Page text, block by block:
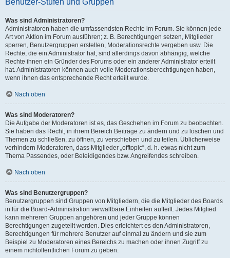
Benutzer-Stufen und Gruppen
Was sind Administratoren?
Administratoren haben die umfassendsten Rechte im Forum. Sie können jede
Art von Aktion im Forum ausführen; z. B. Berechtigungen setzen, Mitglieder
sperren, Benutzergruppen erstellen, Moderationsrechte vergeben usw. Die
Rechte, die ein Administrator hat, sind allerdings davon abhängig, welche
Rechte ihnen ein Gründer des Forums oder ein anderer Administrator erteilt
hat. Administratoren können auch volle Moderationsberechtigungen haben,
wenn ihnen das entsprechende Recht erteilt wurde.
Nach oben
Was sind Moderatoren?
Die Aufgabe der Moderatoren ist es, das Geschehen im Forum zu beobachten.
Sie haben das Recht, in ihrem Bereich Beiträge zu ändern und zu löschen und
Themen zu schließen, zu öffnen, zu verschieben und zu teilen. Üblicherweise
verhindern Moderatoren, dass Mitglieder „offtopic“, d. h. etwas nicht zum
Thema Passendes, oder Beleidigendes bzw. Angreifendes schreiben.
Nach oben
Was sind Benutzergruppen?
Benutzergruppen sind Gruppen von Mitgliedern, die die Mitglieder des Boards
in für die Board-Administration verwaltbare Einheiten aufteilt. Jedes Mitglied
kann mehreren Gruppen angehören und jeder Gruppe können
Berechtigungen zugeteilt werden. Dies erleichtert es den Administratoren,
Berechtigungen für mehrere Benutzer auf einmal zu ändern und sie zum
Beispiel zu Moderatoren eines Bereichs zu machen oder ihnen Zugriff zu
einem nichtöffentlichen Forum zu geben.